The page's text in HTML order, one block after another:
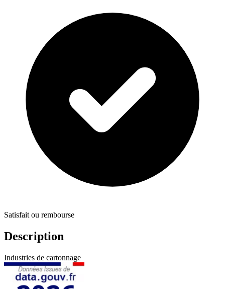
Satisfait ou rembourse
Description
Industries de cartonnage